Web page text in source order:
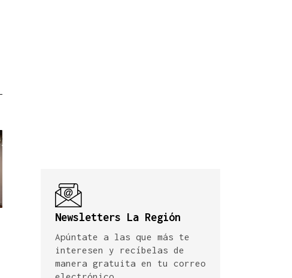
Newsletters La Región
Apúntate a las que más te
interesen y recíbelas de
manera gratuita en tu correo